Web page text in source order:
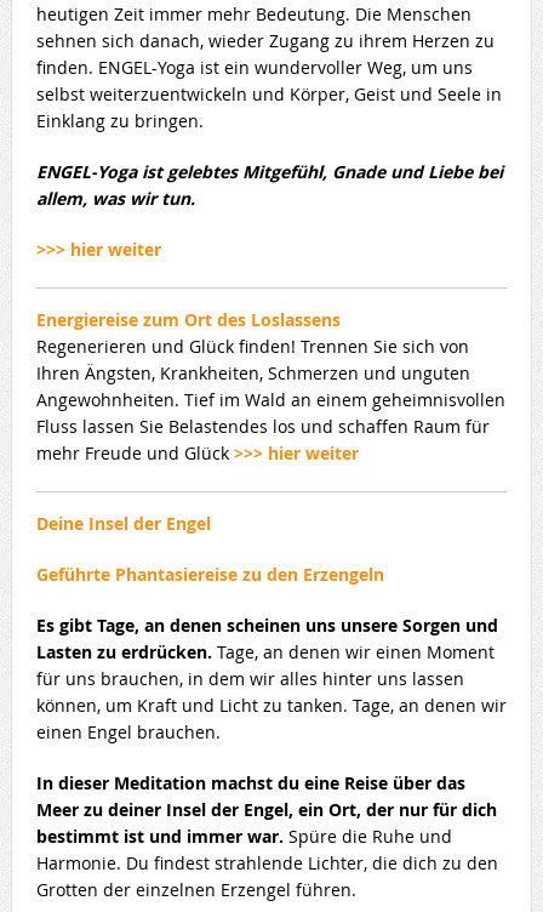
heutigen Zeit immer mehr Bedeutung. Die Menschen
sehnen sich danach, wieder Zugang zu ihrem Herzen zu
finden. ENGEL-Yoga ist ein wundervoller Weg, um uns
selbst weiterzuentwickeln und Körper, Geist und Seele in
Einklang zu bringen.
ENGEL-Yoga ist gelebtes Mitgefühl, Gnade und Liebe bei
allem, was wir tun.
>>> hier weiter
Energiereise zum Ort des Loslassens
Regenerieren und Glück finden! Trennen Sie sich von
Ihren Ängsten, Krankheiten, Schmerzen und unguten
Angewohnheiten. Tief im Wald an einem geheimnisvollen
Fluss lassen Sie Belastendes los und schaffen Raum für
mehr Freude und Glück >>> hier weiter
Deine Insel der Engel
Geführte Phantasiereise zu den Erzengeln
Es gibt Tage, an denen scheinen uns unsere Sorgen und
Lasten zu erdrücken. Tage, an denen wir einen Moment
für uns brauchen, in dem wir alles hinter uns lassen
können, um Kraft und Licht zu tanken. Tage, an denen wir
einen Engel brauchen.
In dieser Meditation machst du eine Reise über das
Meer zu deiner Insel der Engel, ein Ort, der nur für dich
bestimmt ist und immer war. Spüre die Ruhe und
Harmonie. Du findest strahlende Lichter, die dich zu den
Grotten der einzelnen Erzengel führen.